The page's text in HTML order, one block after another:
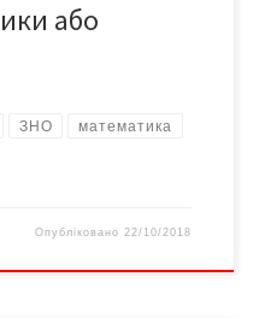
або
ЗНО математика
Опубліковано 22/10/2018